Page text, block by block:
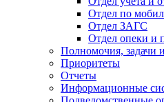
Отдел по
Отдел ЗАГС
Отдел опеки и
Полномочия, задачи
Приоритеты
Отчеты
Информационные